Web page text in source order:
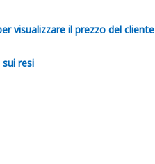
visualizzare il prezzo del cliente
resi